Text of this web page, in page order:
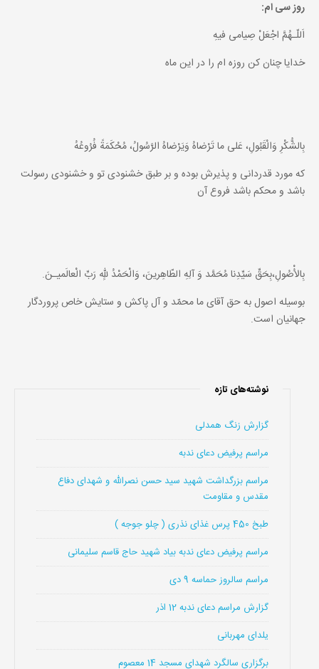
روز سى ام:
اَللّـهُمَّ اجْعَلْ صِيامى فيهِ
خدايا چنان كن روزه ام را در اين ماه
بِالشُّكْرِ وَالْقَبُولِ، عَلى ما تَرْضاهُ وَيَرْضاهُ الرَّسُولُ، مُحْكَمَةً فُرُوعُهُ
كه مورد قدردانى و پذيرش بوده و بر طبق خشنودى تو و خشنودى رسولت
باشد و محكم باشد فروع آن
بِالاُْصُولِ،بِحَقِّ سَيِّدِنا مُحَمَّد وَ آلِهِ الطّاهِرينَ، وَالْحَمْدُ للهِِ رَبِّ الْعالَميـنَ.
بوسيله اصول به حق آقاى ما محمّد و آل پاكش و ستايش خاص پروردگار
جهانيان است.
نوشته‌های تازه
گزارش زنگ همدلی
مراسم پرفیض دعای ندبه
مراسم بزرگداشت شهید سید حسن نصرالله و شهدای دفاع
مقدس و مقاومت
طبخ 450 پرس غذای نذری ( چلو جوجه )
مراسم پرفیض دعای ندبه بیاد شهید حاج قاسم سلیمانی
مراسم سالروز حماسه 9 دی
گزارش مراسم دعای ندبه 12 اذر
یلدای مهربانی
برگزاری سالگرد شهدای مسجد 14 معصوم